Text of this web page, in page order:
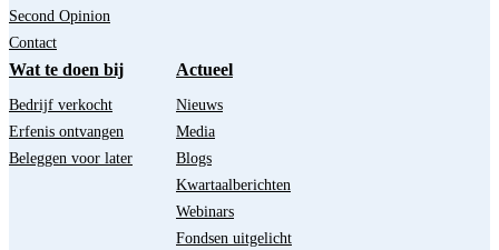
Second Opinion
Contact
Wat te doen bij
Bedrijf verkocht
Erfenis ontvangen
Beleggen voor later
Actueel
Nieuws
Media
Blogs
Kwartaalberichten
Webinars
Fondsen uitgelicht